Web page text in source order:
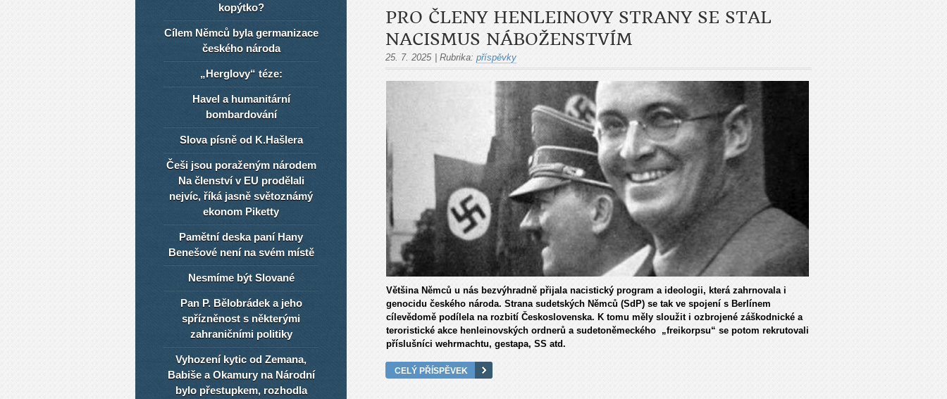
PRO ČLENY HENLEINOVY STRANY SE STAL
NACISMUS NÁBOŽENSTVÍM
25. 7. 2025 Rubrika: příspěvky
Většina Němců u nás bezvýhradně přijala nacistický program a ideologii, která zahrnovala i
genocidu českého národa. Strana sudetských Němců (SdP) se tak ve spojení s Berlínem
cílevědomě podílela na rozbití Československa. K tomu měly sloužit i ozbrojené záškodnické a
teroristické akce henleinovských ordnerů a sudetoněmeckého „freikorpsu“ se potom rekrutovali
příslušníci wehrmachtu, gestapa, SS atd.
CELÝ PŘÍSPĚVEK
kopýtko?
Cílem Němců byla germanizace
českého národa
„Herglovy“ téze:
Havel a humanitární
bombardování
Slova písně od K.Hašlera
Češi jsou poraženým národem
Na členství v EU prodělali
nejvíc, říká jasně světoznámý
ekonom Piketty
Pamětní deska paní Hany
Benešové není na svém místě
Nesmíme být Slované
Pan P. Bělobrádek a jeho
spřízněnost s některými
zahraničními politiky
Vyhození kytic od Zemana,
Babiše a Okamury na Národní
bylo přestupkem, rozhodla